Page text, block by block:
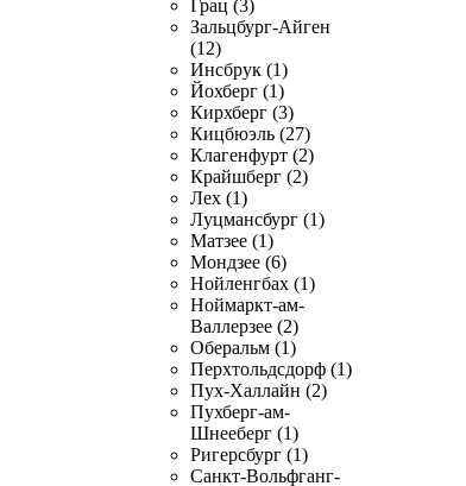
Грац (3)
Зальцбург-Айген
(12)
Инсбрук (1)
Йохберг (1)
Кирхберг (3)
Кицбюэль (27)
Клагенфурт (2)
Крайшберг (2)
Лех (1)
Луцмансбург (1)
Матзее (1)
Мондзее (6)
Нойленгбах (1)
Ноймаркт-ам-
Валлерзее (2)
Оберальм (1)
Перхтольдсдорф (1)
Пух-Халлайн (2)
Пухберг-ам-
Шнееберг (1)
Ригерсбург (1)
Санкт-Вольфганг-